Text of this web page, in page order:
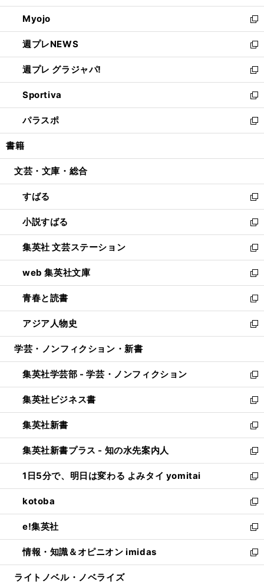
開
く
ウ
で
開
く
ン
ド
ウ
で
開
く
ウ
ィ
ン
ド
ウ
で
開
く
Myojo
新
し
い
ウ
ィ
ン
ド
ウ
で
開
週プレNEWS
新
し
い
ウ
ィ
ン
ド
ウ
開
週プレ グラジャパ!
新
し
い
ウ
ィ
ン
ウ
開
く
Sportiva
新
し
い
ウ
ン
ウ
で
開
く
パラスポ
新
し
ウ
ン
ド
ウ
で
開
く
書籍
文芸・文庫・総合
すばる
新
し
い
ウ
ィ
ン
ド
ウ
で
開
く
小説すばる
新
し
い
ウ
ィ
ン
ド
ウ
で
開
集英社 文芸ステーション
新
し
い
ウ
ィ
ン
ド
ウ
開
く
web 集英社文庫
新
し
い
ウ
ィ
ン
ウ
で
開
く
青春と読書
新
し
い
ウ
ン
ド
ウ
で
開
く
アジア人物史
新
し
ウ
ィ
ン
ド
ウ
で
開
く
学芸・ノンフィクション・新書
集英社学芸部 - 学芸・ノンフィクション
新
し
い
ウ
ィ
ン
ド
ウ
で
開
く
集英社ビジネス書
新
し
い
ウ
ィ
ン
ド
ウ
で
開
く
集英社新書
新
し
い
ウ
ィ
ン
ド
ウ
で
開
く
集英社新書プラス - 知の水先案内人
新
し
い
ウ
ィ
ン
ド
ウ
で
開
1日5分で、明日は変わる よみタイ yomitai
新
し
い
ウ
ィ
ン
ド
ウ
kotoba
新
し
い
ウ
ィ
ン
e!集英社
新
し
い
ウ
情報・知識＆オピニオン imidas
新
し
ライトノベル・ノベライズ